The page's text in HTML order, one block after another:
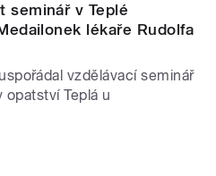
seminář v Teplé
lékaře Rudolfa
vzdělávací seminář
opatství Teplá u